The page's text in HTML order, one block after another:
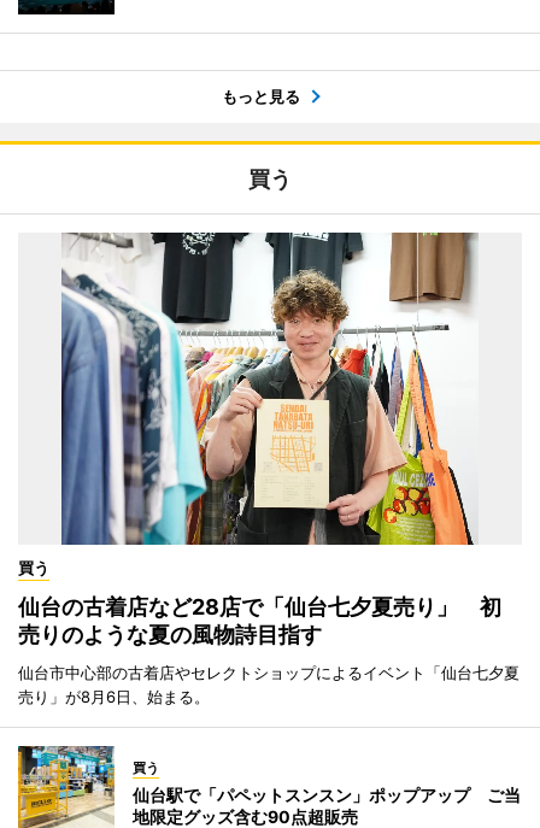
もっと見る
買う
買う
仙台の古着店など28店で「仙台七夕夏売り」 初
売りのような夏の風物詩目指す
仙台市中心部の古着店やセレクトショップによるイベント「仙台七夕夏
売り」が8月6日、始まる。
買う
仙台駅で「パペットスンスン」ポップアップ ご当
地限定グッズ含む90点超販売